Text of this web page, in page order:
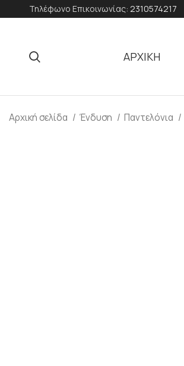
Τηλέφωνο Επικοινωνίας: 2310574217
ΑΡΧΙΚΗ
Αρχική σελίδα Ένδυση Παντελόνια